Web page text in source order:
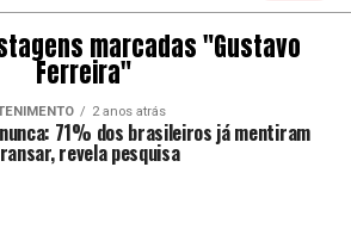
marcadas "Gustavo
Ferreira"
2 anos atrás
71% dos brasileiros já mentiram
revela pesquisa